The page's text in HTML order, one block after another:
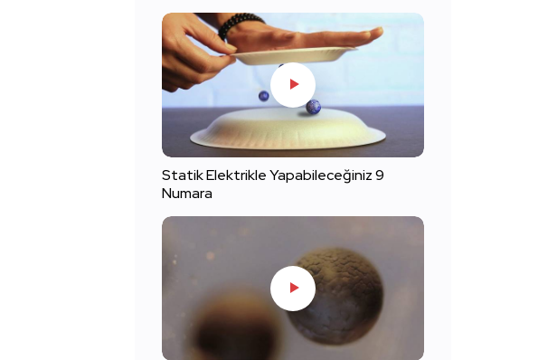
Statik Elektrikle Yapabileceğiniz 9
Numara